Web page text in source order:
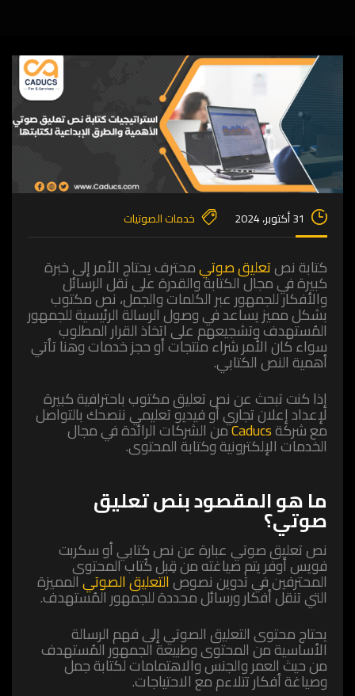
31 أكتوبر، 2024 خدمات الصوتيات
كتابة نصتعليق صوتيمحترف يحتاج الأمر إلى خبرة
كبيرة في مجال الكتابة والقدرة على نقل الرسائل
والأفكار للجمهور عبر الكلمات والجمل، نص مكتوب
بشكل مميز يساعد في وصول الرسالة الرئيسية للجمهور
المُستهدف وتشجيعهم على اتخاذ القرار المطلوب
سواء كان الأمر شراء منتجات أو حجز خدمات وهنا تأتي
أهمية النص الكتابي.
إذا كنت تبحث عن نص تعليق مكتوب باحترافية كبيرة
لإعداد إعلان تجاري أو فيديو تعليمي ننصحك بالتواصل
مع شركةCaducsمن الشركات الرائدة في مجال
الخدمات الإلكترونية وكتابة المحتوى.
ما هو المقصود بنص تعليق
صوتي؟
نص تعليق صوتي عبارة عن نص كتابي أو سكربت
فويس أوفر يتم صياغته من قِبل كُتاب المحتوى
المحترفين في تدوين نصوصالتعليق الصوتيالمميزة
التي تنقل أفكار ورسائل محددة للجمهور المُستهدف.
يحتاج محتوى التعليق الصوتي إلى فهم الرسالة
الأساسية من المحتوى وطبيعة الجمهور المُستهدف
من حيث العمر والجنس والاهتمامات لكتابة جمل
وصياغة أفكار تتلاءم مع الاحتياجات.